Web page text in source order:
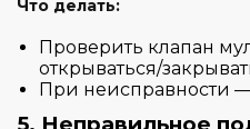
Что делать:
Проверить клапан
открываться/
При неисправности